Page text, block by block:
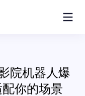
院机器人爆
你的场景